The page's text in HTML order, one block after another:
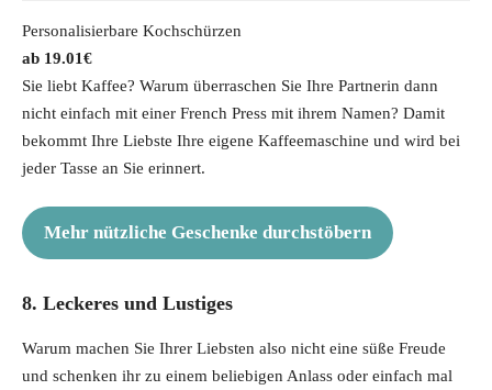
Personalisierbare Kochschürzen
19.01€
Sie liebt Kaffee? Warum überraschen Sie Ihre Partnerin dann
nicht einfach mit einer French Press mit ihrem Namen? Damit
bekommt Ihre Liebste Ihre eigene Kaffeemaschine und wird bei
jeder Tasse an Sie erinnert.
Mehr nützliche Geschenke durchstöbern
8. Leckeres und Lustiges
Warum machen Sie Ihrer Liebsten also nicht eine süße Freude
und schenken ihr zu einem beliebigen Anlass oder einfach mal